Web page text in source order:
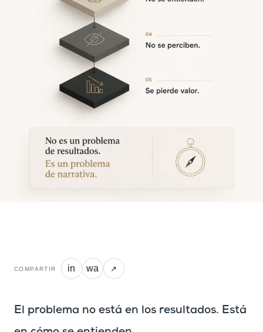
COMPARTIR in wa ↗
El problema no está en los resultados. Está